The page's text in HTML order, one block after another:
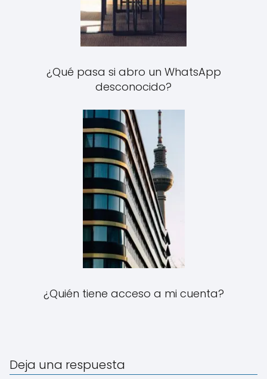
¿Qué pasa si abro un WhatsApp
desconocido?
¿Quién tiene acceso a mi cuenta?
Deja una respuesta